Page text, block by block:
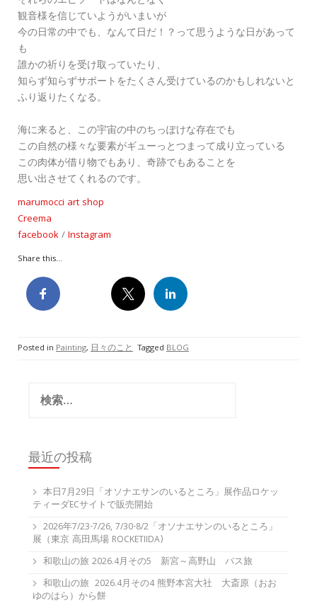
観音様を信じていようがいまいが
今の日常の中でも、なんて日だ！？って思うような日があって
も
誰かの祈りを受け取っていたり、
知らず知らずサポートをたくさん受けているのかもしれないと
ふり返りたくなる。
海に来ると、この宇宙の中のちっぽけな存在でも
この自然の様々な要素がギューっとつまって成り立っている
この肉体が借り物でもあり、奇跡でもあることを
思い出させてくれるのです。
marumocci art shop
Creema
facebook/Instagram
Share this...
Posted in Painting, 日々のこと Tagged BLOG
最近の投稿
本日7月29日「オソナエサンのいるところ」展作品ロケッ
ティーダECサイトで販売開始
2026年7/23-7/26, 7/30-8/2「オソナエサンのいるところ」
展（東京 高田馬場 ROCKETIIDA)
和歌山の旅 2026.4月その5 新宮～高野山 バス旅
和歌山の旅 2026.4月その4 熊野本宮大社 大斎原（おお
ゆのはら）から餅